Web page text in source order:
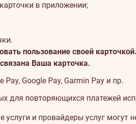
в приложении;
пользование своей
Ваша карточка.
Pay, Google Pay, Garmin Pay и пр.
для повторяющихся платежей
услуги и провайдеры услуг могут